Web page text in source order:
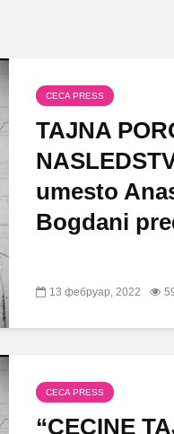
CECA PRESS
TAJNA
umesto
Bogdani
13 фебруар, 2022
CECA PRESS
“CECINE